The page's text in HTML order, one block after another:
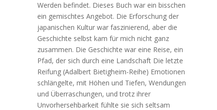
Werden befindet. Dieses Buch war ein bisschen
ein gemischtes Angebot. Die Erforschung der
japanischen Kultur war faszinierend, aber die
Geschichte selbst kam für mich nicht ganz
zusammen. Die Geschichte war eine Reise, ein
Pfad, der sich durch eine Landschaft Die letzte
Reifung (Adalbert Bietigheim-Reihe) Emotionen
schlängelte, mit Höhen und Tiefen, Wendungen
und Überraschungen, und trotz ihrer
Unvorhersehbarkeit fühlte sie sich seltsam